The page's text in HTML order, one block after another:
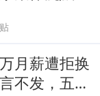
月薪遭拒换
不发，五天